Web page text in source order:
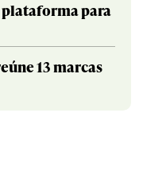
para
13 marcas